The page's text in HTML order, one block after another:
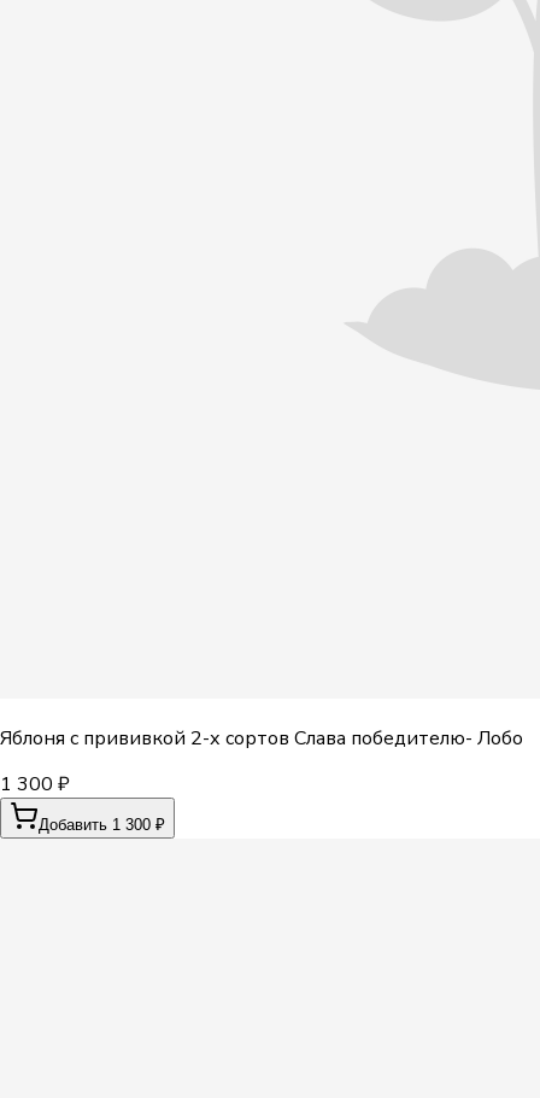
Яблоня с прививкой 2-х сортов Слава победителю- Лобо
1 300 ₽
Добавить 1 300 ₽